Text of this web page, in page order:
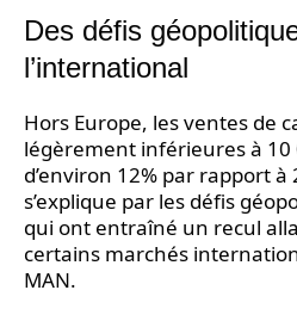
Des défis
l’international
Hors Europe, les ventes de
légèrement inférieures à
d’environ 12% par rapport à
s’explique par les défis
qui ont entraîné un recul
certains marchés
MAN.